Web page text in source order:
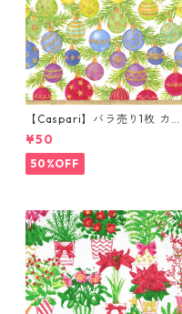
【Caspari】バラ売り1枚 カク
テルサイズ ペーパーナプキン
OMBRE CHRISTMAS ホワイト
×ゴールドパール
¥50
50%OFF